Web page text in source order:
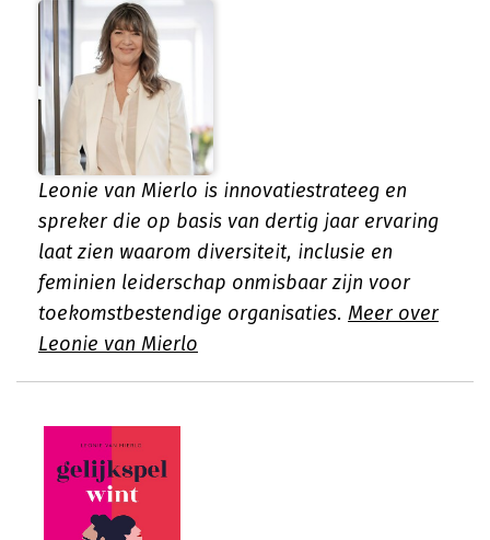
Leonie van Mierlo is innovatiestrateeg en
spreker die op basis van dertig jaar ervaring
laat zien waarom diversiteit, inclusie en
feminien leiderschap onmisbaar zijn voor
toekomstbestendige organisaties. Meer over
Leonie van Mierlo